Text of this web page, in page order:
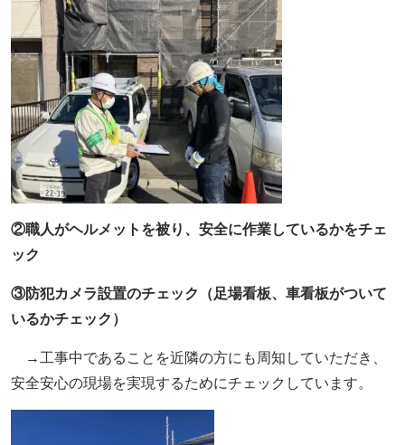
②職人がヘルメットを被り、安全に作業しているかをチェ
ック
③防犯カメラ設置のチェック
（足場看板、車看板がついて
いるかチェック）
→工事中であることを近隣の方にも周知していただき、
安全安心の現場を実現するためにチェックしています。